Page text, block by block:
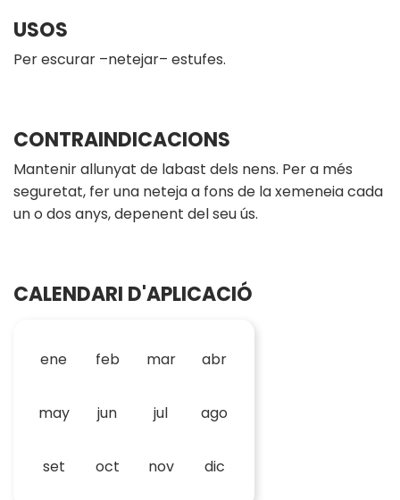
USOS
Per escurar –netejar– estufes.
CONTRAINDICACIONS
Mantenir allunyat de labast dels nens. Per a més
seguretat, fer una neteja a fons de la xemeneia cada
un o dos anys, depenent del seu ús.
CALENDARI D'APLICACIÓ
ene feb mar abr
may jun jul ago
set oct nov dic